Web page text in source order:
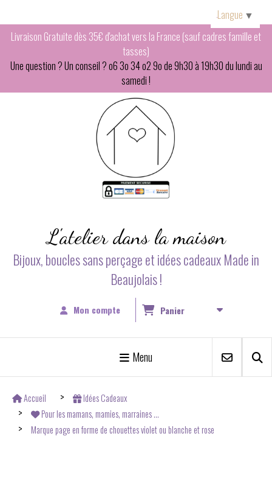
Livraison Gratuite dès 35€ d'achat vers la France (sauf cadres famille et
tasses)
Une question ? Un conseil ? o6 3o 34 o2 9o de 9h30 à 19h30 du lundi au
samedi !
L'atelier dans la maison
Bijoux, boucles sans perçage et idées cadeaux Made in
Beaujolais !
Mon compte Panier
Menu
Accueil
Idées Cadeaux
Pour les mamans, mamies, marraines ...
Marque page en forme de chouettes violet ou blanche et rose
Langue ▼